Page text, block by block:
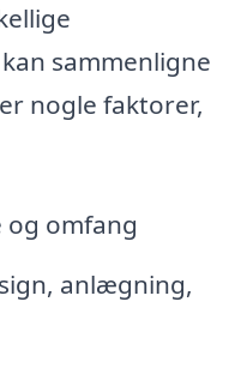
sammenligne
nogle faktorer,
og omfang
anlægning,